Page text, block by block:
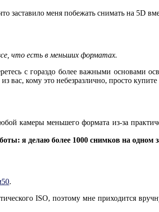
заставило меня побежать снимать на 5D
что есть в меньших форматах.
с гораздо более важными основами
вас, кому это небезразлично, просто
камеры меньшего формата из-за
я делаю более 1000 снимков на одном
.
ISO, поэтому мне приходится